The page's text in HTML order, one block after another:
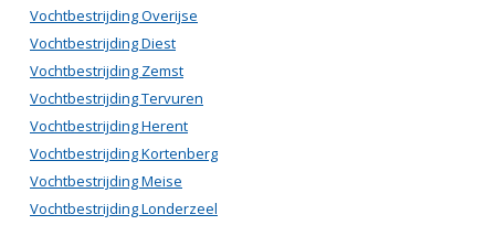
Vochtbestrijding Overijse
Vochtbestrijding Diest
Vochtbestrijding Zemst
Vochtbestrijding Tervuren
Vochtbestrijding Herent
Vochtbestrijding Kortenberg
Vochtbestrijding Meise
Vochtbestrijding Londerzeel